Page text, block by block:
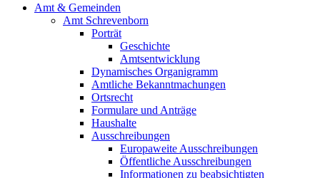
Amt & Gemeinden
Amt Schrevenborn
Porträt
Geschichte
Amtsentwicklung
Dynamisches Organigramm
Amtliche Bekanntmachungen
Ortsrecht
Formulare und Anträge
Haushalte
Ausschreibungen
Europaweite Ausschreibungen
Öffentliche Ausschreibungen
Informationen zu beabsichtigten